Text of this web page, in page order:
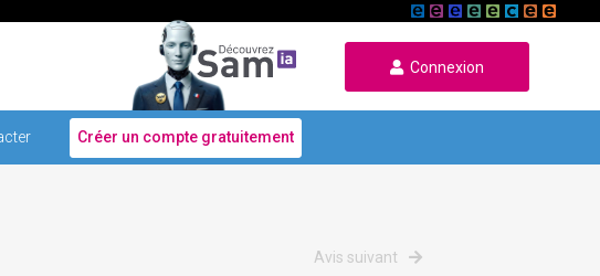
Connexion
Créer un compte gratuitement
Avis suivant